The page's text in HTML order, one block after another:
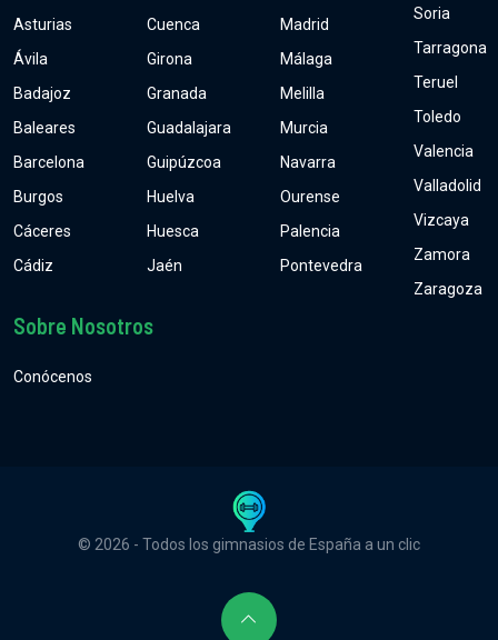
Asturias
Ávila
Badajoz
Baleares
Barcelona
Burgos
Cáceres
Cádiz
Cuenca
Girona
Granada
Guadalajara
Guipúzcoa
Huelva
Huesca
Jaén
Madrid
Málaga
Melilla
Murcia
Navarra
Ourense
Palencia
Pontevedra
Soria
Tarragona
Teruel
Toledo
Valencia
Valladolid
Vizcaya
Zamora
Zaragoza
Sobre Nosotros
Conócenos
© 2026 - Todos los gimnasios de España a un clic